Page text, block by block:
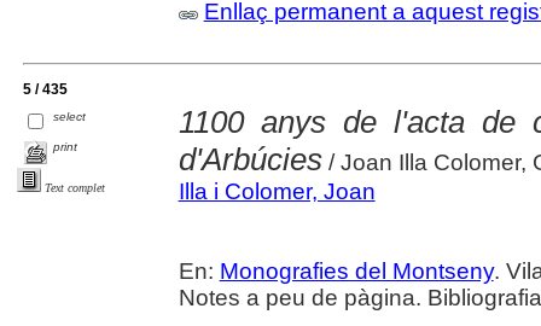
Enllaç permanent a aquest
5 / 435
select
print
Text complet
1100 anys de l'acta de
d'Arbúcies/ Joan Illa Colomer,
Illa i Colomer, Joan
En: Monografies del Montseny.
Notes a peu de pàgina.